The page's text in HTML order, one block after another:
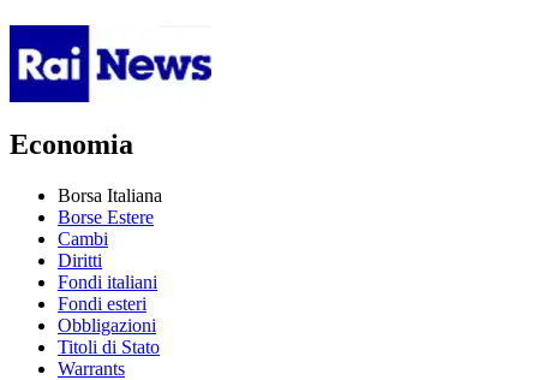
Economia
Borsa Italiana
Borse Estere
Cambi
Diritti
Fondi italiani
Fondi esteri
Obbligazioni
Titoli di Stato
Warrants